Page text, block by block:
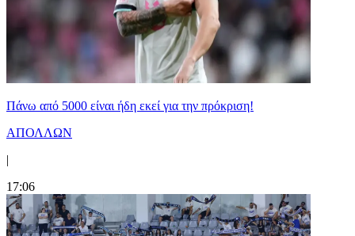
Πάνω από 5000 είναι ήδη εκεί για την πρόκριση!
ΑΠΟΛΛΩΝ
|
17:06